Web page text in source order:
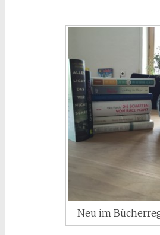
Neu im